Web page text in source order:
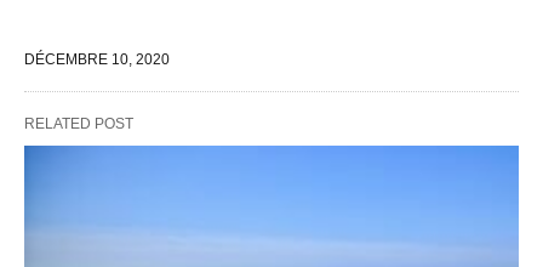
DÉCEMBRE 10, 2020
RELATED POST